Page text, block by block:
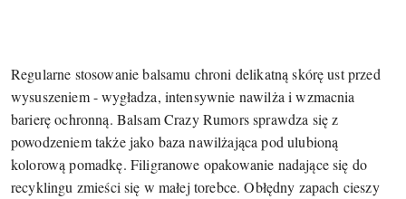
Regularne stosowanie balsamu chroni delikatną skórę ust przed
wysuszeniem - wygładza, intensywnie nawilża i wzmacnia
barierę ochronną. Balsam Crazy Rumors sprawdza się z
powodzeniem także jako baza nawilżająca pod ulubioną
kolorową pomadkę. Filigranowe opakowanie nadające się do
recyklingu zmieści się w małej torebce. Obłędny zapach cieszy